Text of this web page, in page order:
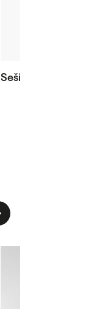
Sešívané katalogy